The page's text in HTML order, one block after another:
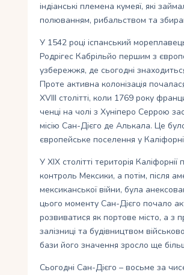
індіанські племена кумеяї, які
полюванням, рибальством та
У 1542 році іспанський
Родрігес Кабрільйо першим з
узбережжя, де сьогодні
Проте активна колонізація
XVIII столітті, коли 1769 року
ченці на чолі з Хуніперо Серрою
місію Сан-Дієго де Алькала. Це
європейське поселення у
У XIX столітті територія
контроль Мексики, а потім, після
мексиканської війни, була
цього моменту Сан-Дієго почало
розвиватися як портове місто, а з
залізниці та будівництвом
бази його значення зросло ще
Сьогодні Сан-Дієго – восьме за